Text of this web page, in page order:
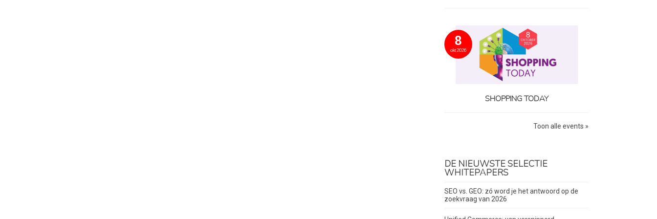
8
okt 2026
SHOPPING TODAY
Toon alle events »
DE NIEUWSTE SELECTIE
WHITEPAPERS
SEO vs. GEO: zó word je het antwoord op de
zoekvraag van 2026